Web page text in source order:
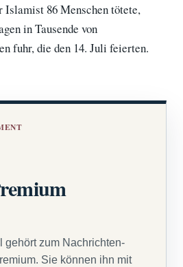
Islamist 86 Menschen tötete,
in Tausende von
fuhr, die den 14. Juli feierten.
gehört zum Nachrichten-
Sie können ihn mit